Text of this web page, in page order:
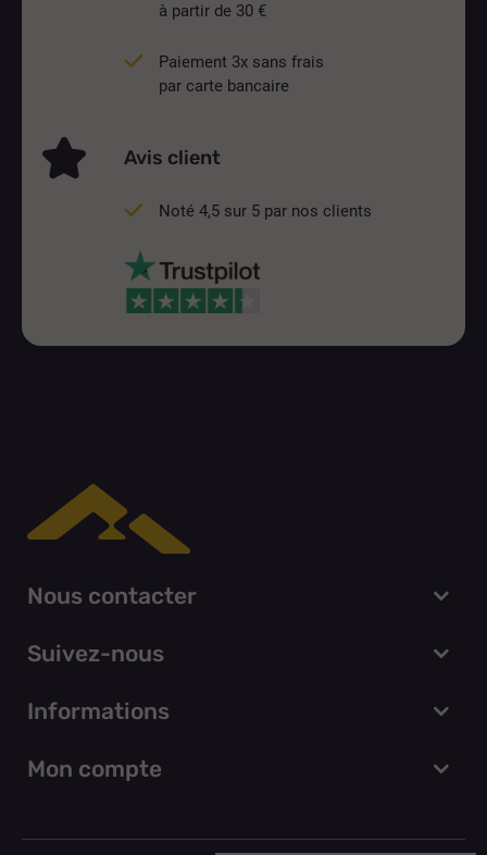
à partir de 30 €
Paiement 3x sans frais
par carte bancaire
Avis client
Noté 4,5 sur 5 par nos clients
Nous contacter
Suivez-nous
Informations
Mon compte